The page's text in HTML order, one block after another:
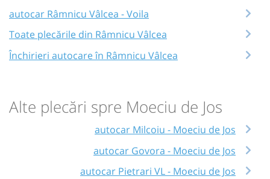
autocar Râmnicu Vâlcea - Voila
Toate plecările din Râmnicu Vâlcea
Închirieri autocare în Râmnicu Vâlcea
Alte plecări spre Moeciu de Jos
autocar Milcoiu - Moeciu de Jos
autocar Govora - Moeciu de Jos
autocar Pietrari VL - Moeciu de Jos